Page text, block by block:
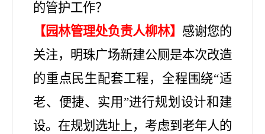
的管护工作？
【园林管理处负责人柳林】 感谢您的
关注，明珠广场新建公厕是本次改造
的重点民生配套工程，全程围绕“适
老、便捷、实用”进行规划设计和建
设。在规划选址上，考虑到老年人的